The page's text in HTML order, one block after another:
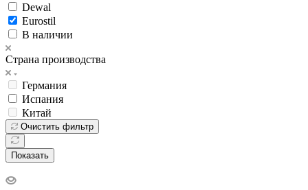
Dewal
Eurostil
В наличии
Страна производства
Германия
Испания
Китай
Очистить фильтр
Показать